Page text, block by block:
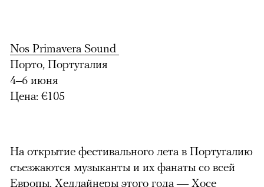
Nos Primavera Sound
Порто, Португалия
4–6 июня
Цена: €105
На открытие фестивального лета в Португалию
съезжаются музыканты и их фанаты со всей
Европы. Хедлайнеры этого года — Хосе